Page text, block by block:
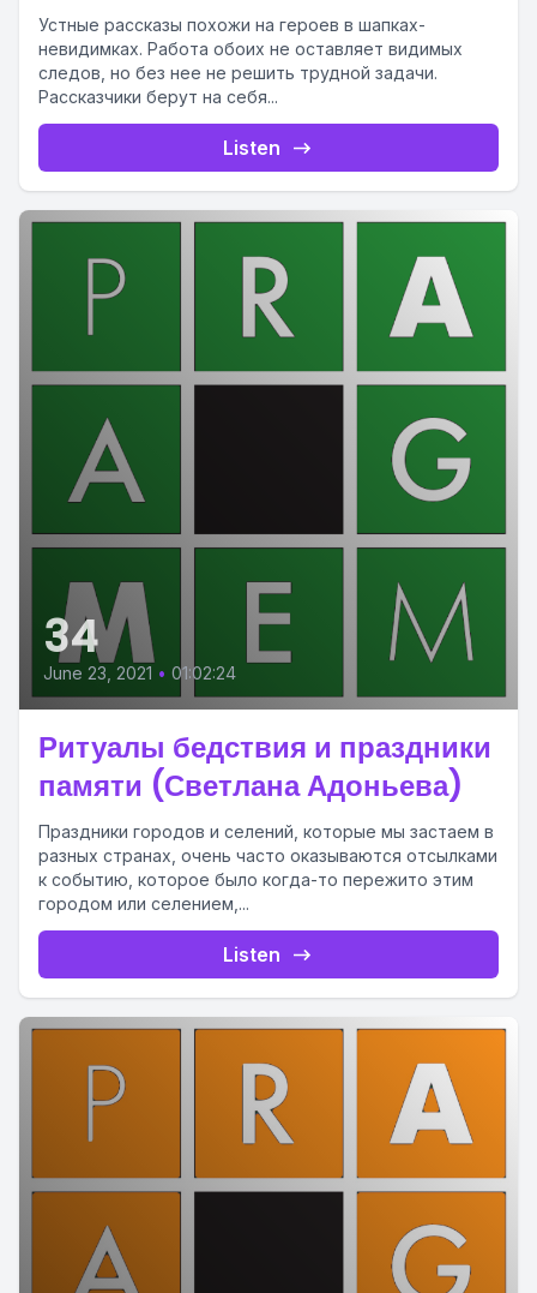
Устные рассказы похожи на героев в шапках-
невидимках. Работа обоих не оставляет видимых
следов, но без нее не решить трудной задачи.
Рассказчики берут на себя...
Listen
34
June 23, 2021 • 01:02:24
Ритуалы бедствия и праздники
памяти (Светлана Адоньева)
Праздники городов и селений, которые мы застаем в
разных странах, очень часто оказываются отсылками
к событию, которое было когда-то пережито этим
городом или селением,...
Listen